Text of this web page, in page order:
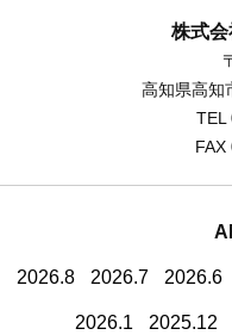
株式
高知県高知
TEL
2026.8 2026.7 2026.6
2026.1 2025.12